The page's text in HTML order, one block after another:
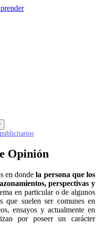
Opinión
en dondela persona que los
perspectivas y
en particular o de algunos
que suelen ser comunes en
ensayos y actualmente en
por poseer un carácter